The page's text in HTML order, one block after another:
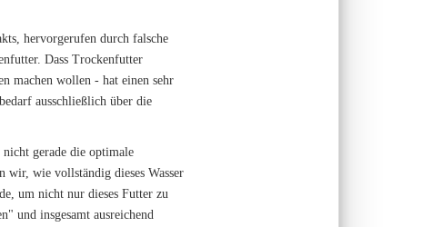
hervorgerufen durch falsche
Dass Trockenfutter
machen wollen - hat einen sehr
ausschließlich über die
gerade die optimale
wir, wie vollständig dieses Wasser
um nicht nur dieses Futter zu
und insgesamt ausreichend